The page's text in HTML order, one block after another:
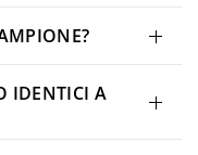
IDENTICI A